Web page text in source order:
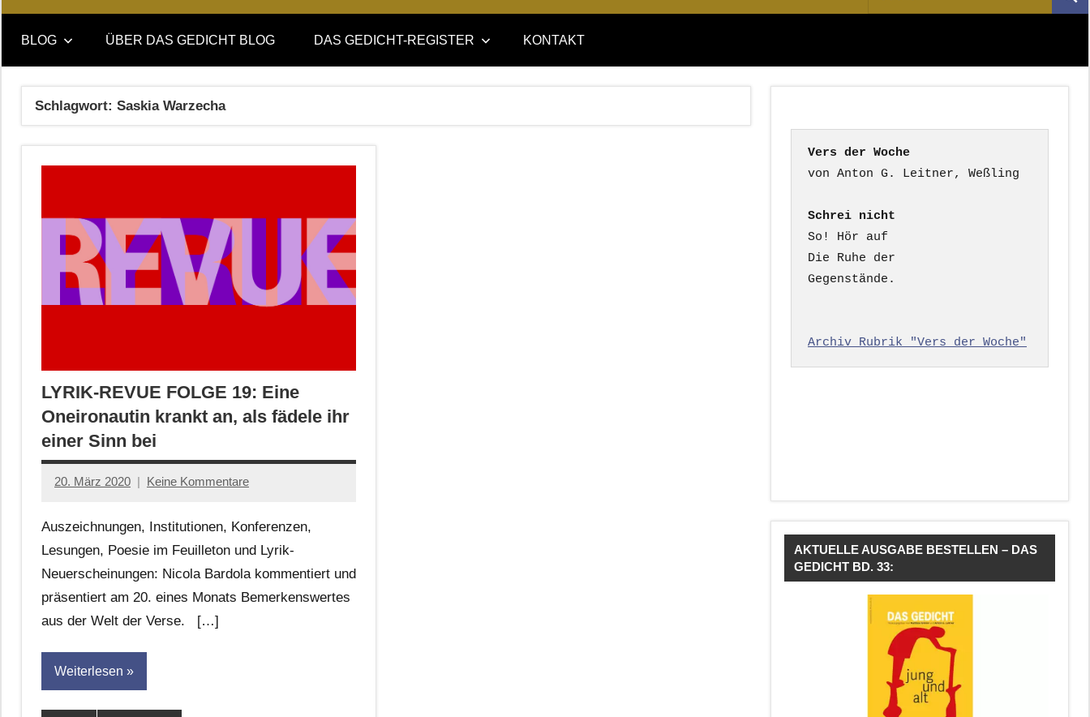
DAS
GEDICHT
blog
DAS
GEDICHT.
Zeitschrift
nach:
BLOG ÜBER DAS GEDICHT BLOG DAS GEDICHT-REGISTER KONTAKT
Schlagwort: Saskia Warzecha
LYRIK-REVUE FOLGE 19: Eine
Oneironautin krankt an, als fädele ihr
einer Sinn bei
20. März 2020
Anton
Leitner
Keine Kommentare
Auszeichnungen, Institutionen, Konferenzen,
Lesungen, Poesie im Feuilleton und Lyrik-
Neuerscheinungen: Nicola Bardola kommentiert und
präsentiert am 20. eines Monats Bemerkenswertes
aus der Welt der Verse. […]
Weiterlesen
Vers der Woche
Schrei nicht
So! Hör auf
Die Ruhe der
Gegenstände.
Archiv Rubrik "Vers der Woche"
AKTUELLE AUSGABE BESTELLEN – DAS
GEDICHT BD. 33: